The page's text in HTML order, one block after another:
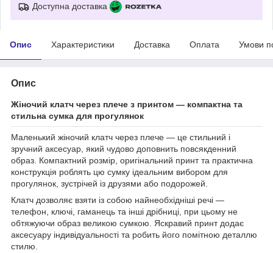
Доступна доставка
Опис Характеристики Доставка Оплата Умови
Опис
Жіночий клатч через плече з принтом — компактна та
стильна сумка для прогулянок
Маленький жіночий клатч через плече — це стильний і
зручний аксесуар, який чудово доповнить повсякденний
образ. Компактний розмір, оригінальний принт та практична
конструкція роблять цю сумку ідеальним вибором для
прогулянок, зустрічей із друзями або подорожей.
Клатч дозволяє взяти із собою найнеобхідніші речі —
телефон, ключі, гаманець та інші дрібниці, при цьому не
обтяжуючи образ великою сумкою. Яскравий принт додає
аксесуару індивідуальності та робить його помітною деталлю
стилю.